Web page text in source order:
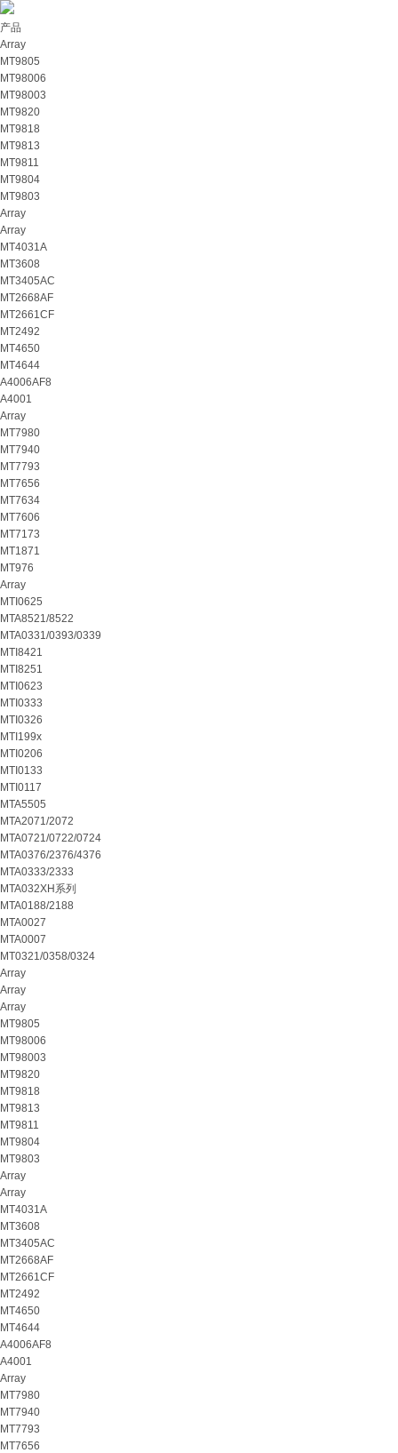
产品
Array
MT9805
MT98006
MT98003
MT9820
MT9818
MT9813
MT9811
MT9804
MT9803
Array
Array
MT4031A
MT3608
MT3405AC
MT2668AF
MT2661CF
MT2492
MT4650
MT4644
A4006AF8
A4001
Array
MT7980
MT7940
MT7793
MT7656
MT7634
MT7606
MT7173
MT1871
MT976
Array
MTI0625
MTA8521/8522
MTA0331/0393/0339
MTI8421
MTI8251
MTI0623
MTI0333
MTI0326
MTI199x
MTI0206
MTI0133
MTI0117
MTA5505
MTA2071/2072
MTA0721/0722/0724
MTA0376/2376/4376
MTA0333/2333
MTA032XH系列
MTA0188/2188
MTA0027
MTA0007
MT0321/0358/0324
Array
Array
Array
MT9805
MT98006
MT98003
MT9820
MT9818
MT9813
MT9811
MT9804
MT9803
Array
Array
MT4031A
MT3608
MT3405AC
MT2668AF
MT2661CF
MT2492
MT4650
MT4644
A4006AF8
A4001
Array
MT7980
MT7940
MT7793
MT7656